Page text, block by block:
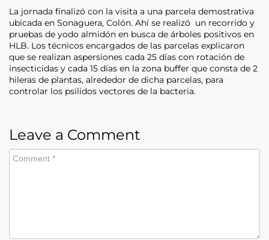
La jornada finalizó con la visita a una parcela demostrativa
ubicada en Sonaguera, Colón. Ahí se realizó un recorrido y
pruebas de yodo almidón en busca de árboles positivos en
HLB. Los técnicos encargados de las parcelas explicaron
que se realizan aspersiones cada 25 días con rotación de
insecticidas y cada 15 días en la zona buffer que consta de 2
hileras de plantas, alrededor de dicha parcelas, para
controlar los psilidos vectores de la bacteria.
Leave a Comment